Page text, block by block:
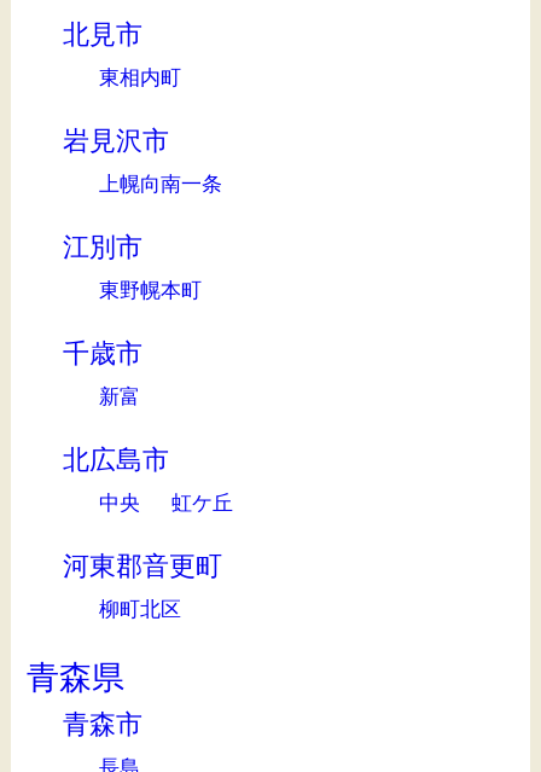
北見市
東相内町
岩見沢市
上幌向南一条
江別市
東野幌本町
千歳市
新富
北広島市
中央 虹ケ丘
河東郡音更町
柳町北区
青森県
青森市